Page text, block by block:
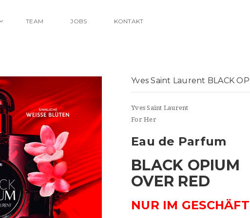
TEAM JOBS KONTAKT
Yves Saint Laurent BLACK
Yves Saint Laurent
For Her
Eau de Parfum
BLACK OPIUM
OVER RED
NUR IM